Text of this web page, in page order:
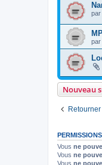
par
par
Nouveau
Vous ne
Vous ne
Vous ne